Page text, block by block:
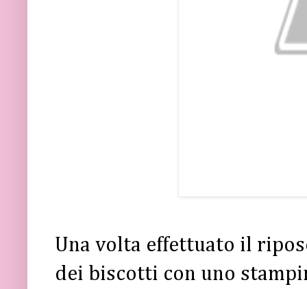
Una volta effettuato il
dei biscotti con uno